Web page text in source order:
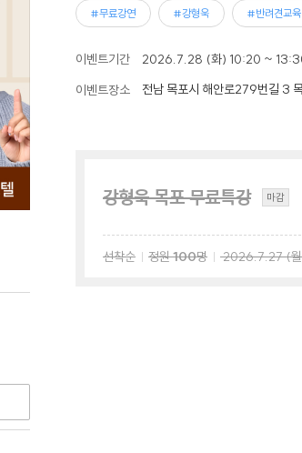
#무료강연 #강형욱 #반려견교육
이벤트기간 2026.7.28 (화) 10:20 ~
이벤트장소 전남 목포시 해안로279번길 3
강형욱 목포 무료특강 마감
선착순 정원100명 2026.7.27(